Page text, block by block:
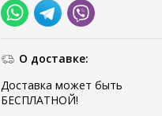
О доставке:
Доставка может быть
БЕСПЛАТНОЙ!